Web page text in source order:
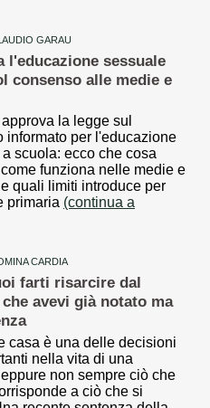
GARAU
l'educazione sessuale
consenso alle medie e
approva la legge sul
informato per l'educazione
scuola: ecco che cosa
funziona nelle medie e
quali limiti introduce per
primaria (continua a
CARDIA
farti risarcire dal
avevi già notato ma
casa è una delle decisioni
nella vita di una
non sempre ciò che
a ciò che si